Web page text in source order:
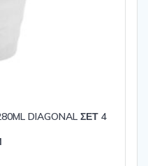
DIAGONAL ΣΕΤ 4